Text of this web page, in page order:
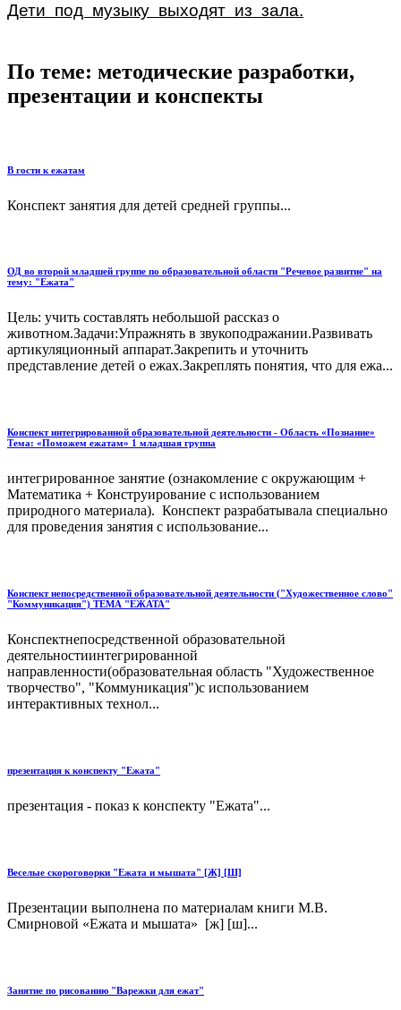
Дети под музыку выходят из зала.
По теме: методические разработки,
презентации и конспекты
В гости к ежатам
Конспект занятия для детей средней группы...
ОД во второй младшей группе по образовательной области "Речевое развитие" на
тему: "Ежата"
Цель: учить составлять небольшой рассказ о
животном.Задачи:Упражнять в звукоподражании.Развивать
артикуляционный аппарат.Закрепить и уточнить
представление детей о ежах.Закреплять понятия, что для ежа...
Конспект интегрированной образовательной деятельности - Область «Познание»
Тема: «Поможем ежатам» 1 младшая группа
интегрированное занятие (ознакомление с окружающим +
Математика + Конструирование с использованием
природного материала). Конспект разрабатывала специально
для проведения занятия с использование...
Конспект непосредственной образовательной деятельности ("Художественное слово"
"Коммуникация") ТЕМА "ЕЖАТА"
Конспектнепосредственной образовательной
деятельностиинтегрированной
направленности(образовательная область "Художественное
творчество", "Коммуникация")с использованием
интерактивных технол...
презентация к конспекту "Ежата"
презентация - показ к конспекту "Ежата"...
Веселые скороговорки "Ежата и мышата" [Ж] [Ш]
Презентации выполнена по материалам книги М.В.
Смирновой «Ежата и мышата» [ж] [ш]...
Занятие по рисованию "Варежки для ежат"